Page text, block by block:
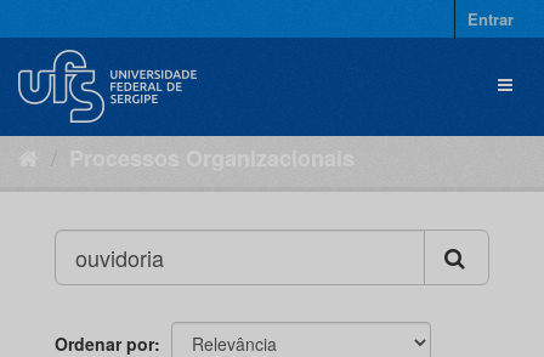
para
conteúdo
Entrar
Ordenar por